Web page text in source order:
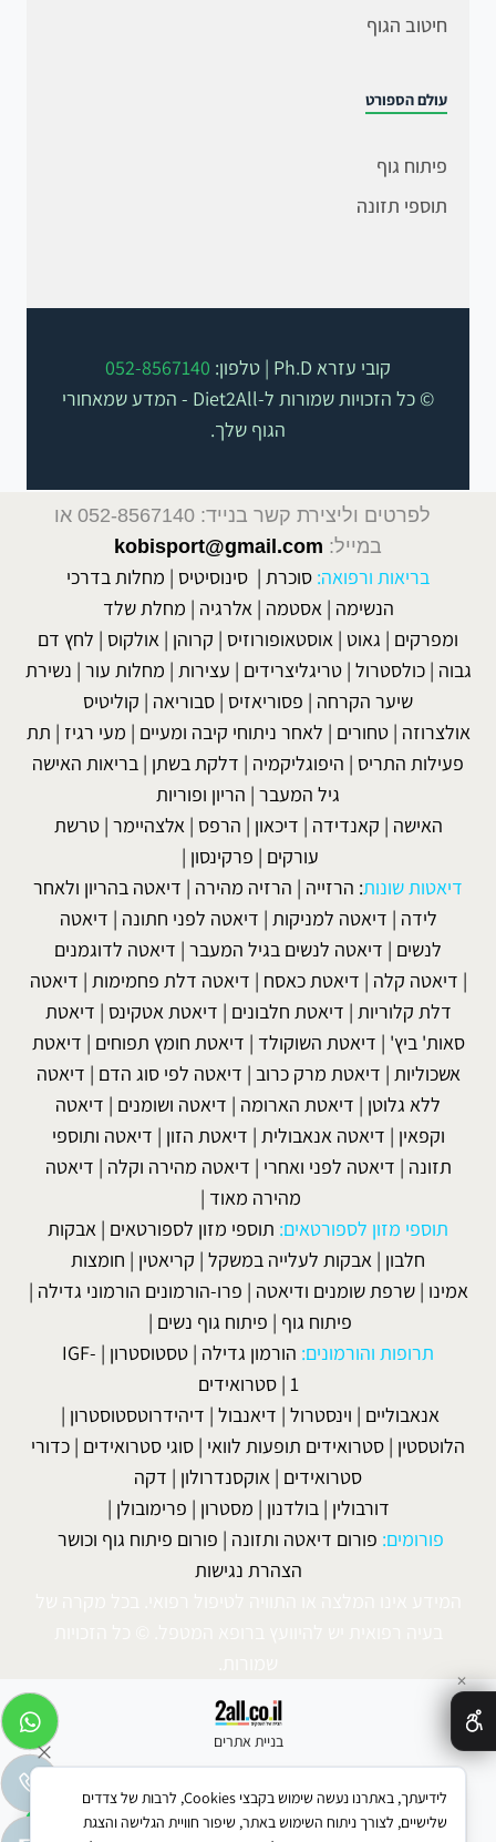
WhatsApp
חיטוב הגוף
עולם הספורט
פיתוח גוף
תוספי תזונה
קובי עזרא Ph.D | טלפון:
052-8567140
© כל הזכויות שמורות ל-Diet2All - המדע שמאחורי
הגוף שלך.
לפרטים וליצירת קשר בנייד: 052-8567140
או
במייל: kobisport@gmail.com
בריאות ורפואה: סוכרת | סינוסיטיס | מחלות בדרכי
הנשימה |אסטמה |אלרגיה | מחלת שלד
ומפרקים | גאוט | אוסטאופורוזיס | קרוהן | אולקוס | לחץ דם
גבוה |כולסטרול |טריגליצרידים | עצירות | מחלות עור | נשירת
שיער הקרחה | פסוריאזיס | סבוריאה | קוליטיס
אולצרוזה |טחורים | לאחר ניתוחי קיבה ומעיים | מעי רגיז | תת
פעילות התריס | היפוגליקמיה | דלקת בשתן | בריאות האישה
גיל המעבר | הריון ופוריות
האישה | קאנדידה | דיכאון | הרפס |אלצהיימר |טרשת
עורקים | פרקינסון |
דיאטות שונות: הרזייה | הרזיה מהירה | דיאטה בהריון ולאחר
לידה | דיאטה למניקות | דיאטה לפני חתונה | דיאטה
לנשים | דיאטה לנשים בגיל המעבר | דיאטה לדוגמנים
| דיאטה קלה | דיאטת כאסח | דיאטה דלת פחמימות | דיאטה
דלת קלוריות | דיאטת חלבונים | דיאטת אטקינס | דיאטת
סאות' ביץ' | דיאטת השוקולד | דיאטת חומץ תפוחים | דיאטת
אשכוליות | דיאטת מרק כרוב | דיאטה לפי סוג הדם | דיאטה
ללא גלוטן | דיאטת הארומה | דיאטה ושומנים | דיאטה
וקפאין | דיאטה אנאבולית | דיאטת הזון | דיאטה ותוספי
תזונה | דיאטה לפני ואחרי | דיאטה מהירה וקלה | דיאטה
מהירה מאוד |
תוספי מזון לספורטאים: תוספי מזון לספורטאים | אבקות
חלבון | אבקות לעלייה במשקל | קריאטין | חומצות
אמינו |שרפת שומנים ודיאטה | פרו-הורמונים הורמוני גדילה |
פיתוח גוף | פיתוח גוף נשים |
תרופות והורמונים: הורמון גדילה | טסטוסטרון |
IGF-
1
|סטרואידים
אנאבוליים | וינסטרול | דיאנבול | דיהידרוטסטוסטרון |
הלוטסטין | סטרואידים תופעות לוואי | סוגי סטרואידים | כדורי
סטרואידים | אוקסנדרולון | דקה
דורבולין |בולדנון | מסטרון | פרימובולן |
פורומים: פורום דיאטה ותזונה | פורום פיתוח גוף וכושר
הצהרת נגישות
בניית אתרים
✕
לידיעתך, באתרנו נעשה שימוש בקבצי Cookies, לרבות של צדדים
שלישיים, לצורך ניתוח השימוש באתר, שיפור חוויית הגלישה והצגת